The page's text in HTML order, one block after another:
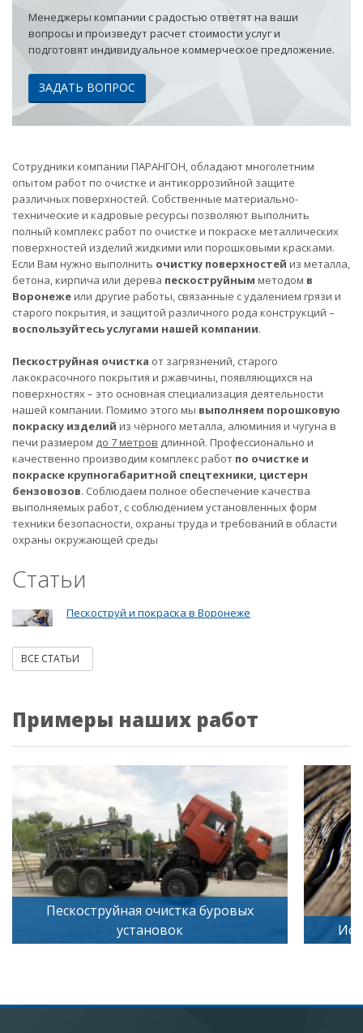
Менеджеры компании с радостью ответят на ваши
вопросы и произведут расчет стоимости услуг и
подготовят индивидуальное коммерческое предложение.
ЗАДАТЬ ВОПРОС
Сотрудники компании ПАРАНГОН, обладают многолетним
опытом работ по очистке и антикоррозийной защите
различных поверхностей. Собственные материально-
технические и кадровые ресурсы позволяют выполнить
полный комплекс работ по очистке и покраске металлических
поверхностей изделий жидкими или порошковыми красками.
Если Вам нужно выполнить очистку поверхностей из металла,
бетона, кирпича или дерева пескоструйным методом в
Воронежеили другие работы, связанные с удалением грязи и
старого покрытия, и защитой различного рода конструкций –
воспользуйтесь услугами нашей компании.
Пескоструйная очистка от загрязнений, старого
лакокрасочного покрытия и ржавчины, появляющихся на
поверхностях – это основная специализация деятельности
нашей компании. Помимо этого мы выполняем порошковую
покраску изделий из чёрного металла, алюминия и чугуна в
печи размером до 7 метров длинной. Профессионально и
качественно производим комплекс работ по очистке и
покраске крупногабаритной спецтехники, цистерн
бензовозов. Соблюдаем полное обеспечение качества
выполняемых работ, с соблюдением установленных форм
техники безопасности, охраны труда и требований в области
охраны окружающей среды
Статьи
Пескоструй и покраска в Воронеже
ВСЕ СТАТЬИ
Примеры наших работ
Искусственное старение дерева